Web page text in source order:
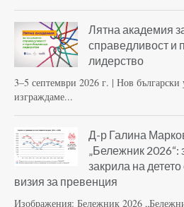
Лятна академия
справедливост
лидерство
3–5 септември 2026 г. | Нов български
изграждаме...
Д-р Галина
„Бележник 2026“:
закрила на
визия за превенция
Изображения: Бележник 2026